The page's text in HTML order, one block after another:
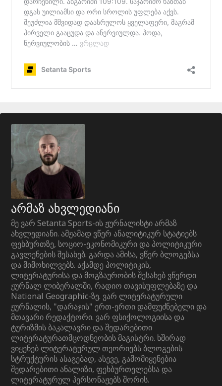
არმაზ ახვლედიანი
მე ვარ Setanta Sports-ის ჟურნალისტი არმაზ
ახვლედიანი. ამჟამად ვწერ ანალიტიკურ სტატიებს
ფეხბურთზე, სოციო-ეკონომიკური და პოლიტიკური
გავლენების შესახებ. გარდა ამისა, ვწერ ბლოგებსა
და მიმოხილვებს. აქამდე პოლიტიკის,
ლიტერატურისა და მოგზაურობის შესახებ ვწერდი
ჟურნალ ლიბერალში, რადიო თავისუფლებაზე და
National Geographic-ზე. ვარ ლიტერატურული
ჟურნალის, "დარაჯის" ერთ-ერთი დამფუძნებელი და
მთავარი რედაქტორი. ვარ ფსიქოლოგიისა და
ტურიზმის ბაკალავრი და შედარებითი
ლიტერატურათმცოდნეობის მაგისტრი. ხშირად
ვიყენებ ლიტერატურულ თეორიებს ბლოგების
სტრუქტურის ასაგებად, ასევე, გამომიყენებია
შედარებითი ანალიზი, ფეხბურთელებსა და
ლიტერატურულ პერსონაჟებს შორის.